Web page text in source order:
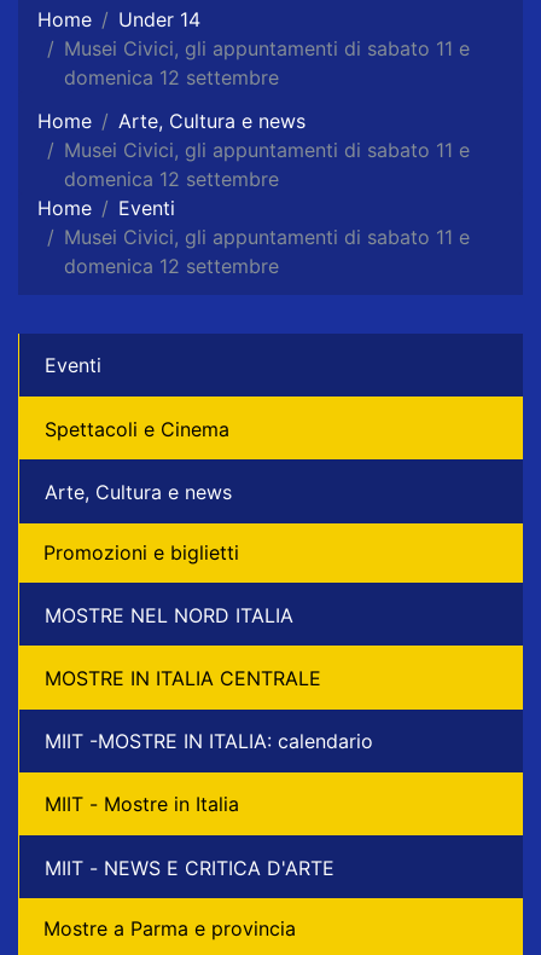
Home
Under 14
Musei Civici, gli appuntamenti di sabato 11 e
domenica 12 settembre
Home
Arte, Cultura e news
Musei Civici, gli appuntamenti di sabato 11 e
domenica 12 settembre
Home
Eventi
Musei Civici, gli appuntamenti di sabato 11 e
domenica 12 settembre
Eventi
Spettacoli e Cinema
Arte, Cultura e news
Promozioni e biglietti
MOSTRE NEL NORD ITALIA
MOSTRE IN ITALIA CENTRALE
MIIT -MOSTRE IN ITALIA: calendario
MIIT - Mostre in Italia
MIIT - NEWS E CRITICA D'ARTE
Mostre a Parma e provincia